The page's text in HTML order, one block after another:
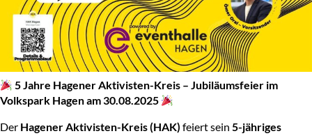
5 Jahre Hagener Aktivisten-Kreis – Jubiläumsfeier im
Volkspark Hagen am 30.08.2025
Der Hagener Aktivisten-Kreis (HAK) feiert sein 5-jähriges